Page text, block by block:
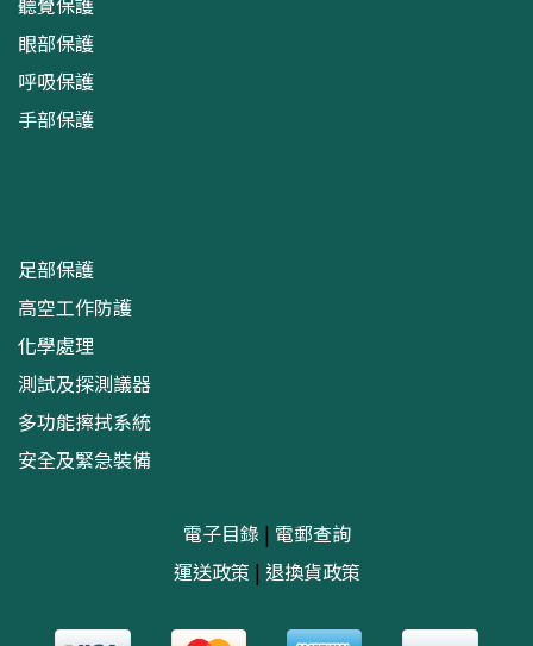
眼部保護
呼吸保護
手部保護
足部保護
高空工作防護
化學處理
測試及探測議器
多功能擦拭系統
安全及緊急裝備
電子目錄| 電郵查詢
運送政策 | 退換貨政策